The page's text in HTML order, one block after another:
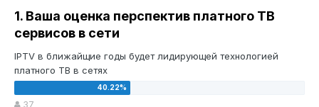
1. Ваша оценка перспектив платного ТВ
сервисов в сети
IPTV в ближайщие годы будет лидирующей технологией
платного ТВ в сетях
37